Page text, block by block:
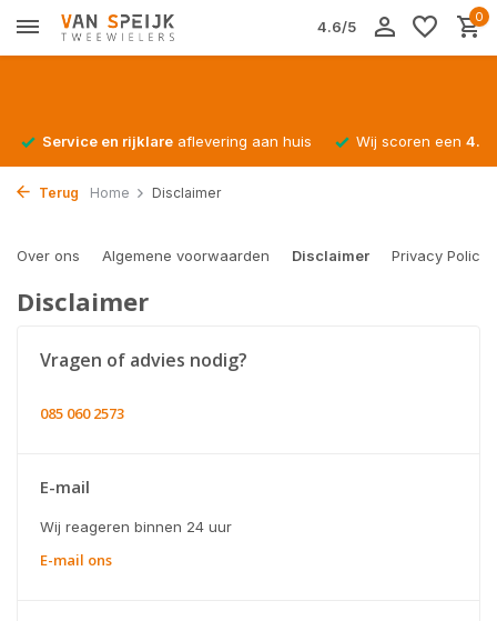
4.6/5
0
Service en rijklare aflevering aan huis Wij scoren een
Terug Home Disclaimer
Over ons Algemene voorwaarden Disclaimer Privacy Policy
Disclaimer
Vragen of advies nodig?
085 060 2573
E-mail
Wij reageren binnen 24 uur
E-mail ons